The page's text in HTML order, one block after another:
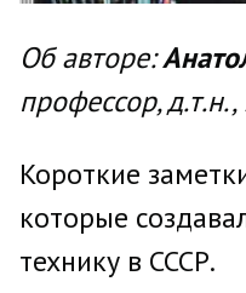
Об авторе:
профессор,
Короткие
которые
технику в СССР.